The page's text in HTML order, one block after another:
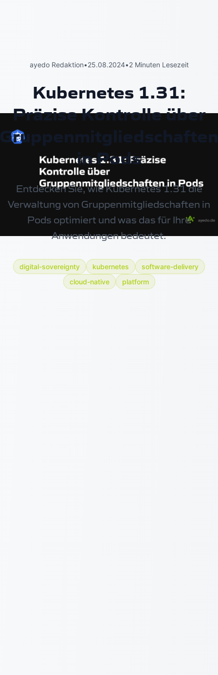
ayedo Redaktion•25.08.2024•2 Minuten Lesezeit
Kubernetes 1.31:
Präzise Kontrolle über
Gruppenmitgliedschaften
in Pods
Entdecken Sie, wie Kubernetes 1.31 die
Verwaltung von Gruppenmitgliedschaften in
Pods optimiert und was das für Ihre
Anwendungen bedeutet.
digital-sovereignty kubernetes
software-delivery
cloud-native
platform